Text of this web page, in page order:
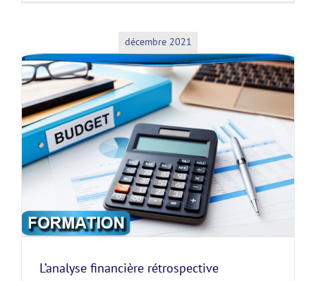
décembre 2021
L’analyse financière rétrospective